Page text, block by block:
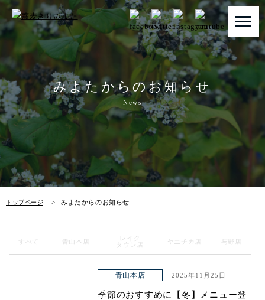
みよたからのお知らせ
News
トップページ みよたからのお知らせ
トップページ
みよたとは
みよたのこだわり
畑だより
メニュー
お知らせ
アクセス
すべて 青山本店
レイク
タウン店
ヤエチカ店 与野店
青山本店 2025年11月25日
季節のおすすめに【冬】メニュー登